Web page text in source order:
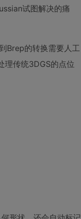
试图解决的痛
Brep的转换需要人工
理传统3DGS的点位